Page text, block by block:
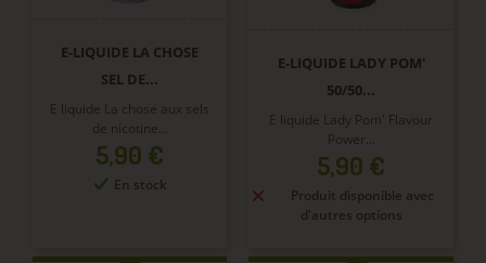
E-LIQUIDE LA CHOSE
SEL DE...
E liquide La chose aux sels
de nicotine...
Prix
5,90 €
En stock
E-LIQUIDE LADY POM'
50/50...
E liquide Lady Pom' Flavour
Power...
Prix
5,90 €
Produit disponible avec
d'autres options